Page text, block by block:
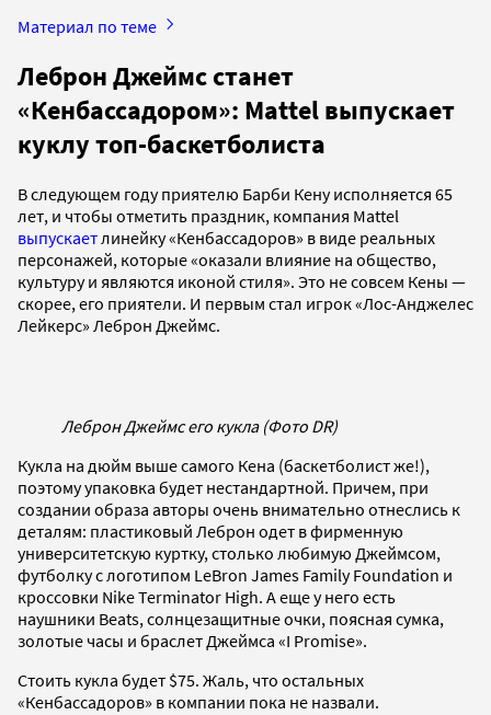
Материал по теме
Леброн Джеймс станет
«Кенбассадором»: Mattel выпускает
куклу топ-баскетболиста
В следующем году приятелю Барби Кену исполняется 65
лет, и чтобы отметить праздник, компания Mattel
выпускаетлинейку «Кенбассадоров» в виде реальных
персонажей, которые «оказали влияние на общество,
культуру и являются иконой стиля». Это не совсем Кены —
скорее, его приятели. И первым стал игрок «Лос-Анджелес
Лейкерс» Леброн Джеймс.
Леброн Джеймс его кукла (Фото DR)
Кукла на дюйм выше самого Кена (баскетболист же!),
поэтому упаковка будет нестандартной. Причем, при
создании образа авторы очень внимательно отнеслись к
деталям: пластиковый Леброн одет в фирменную
университетскую куртку, столько любимую Джеймсом,
футболку с логотипом LeBron James Family Foundation и
кроссовки Nike Terminator High. А еще у него есть
наушники Beats, солнцезащитные очки, поясная сумка,
золотые часы и браслет Джеймса «I Promise».
Стоить кукла будет $75. Жаль, что остальных
«Кенбассадоров» в компании пока не назвали.